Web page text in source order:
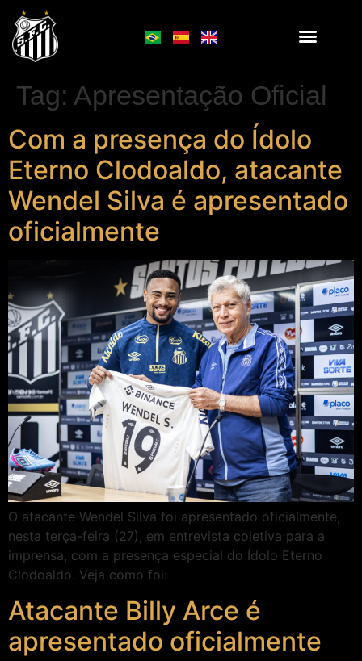
Tag: Apresentação Oficial
Com a presença do Ídolo
Eterno Clodoaldo, atacante
Wendel Silva é apresentado
oficialmente
O atacante Wendel Silva foi apresentado oficialmente,
nesta terça-feira (27), em entrevista coletiva para a
imprensa, com a presença especial do Ídolo Eterno
Clodoaldo. Veja como foi:
Atacante Billy Arce é
apresentado oficialmente